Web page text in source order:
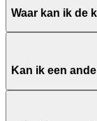
Waar kan ik de
Kan ik een